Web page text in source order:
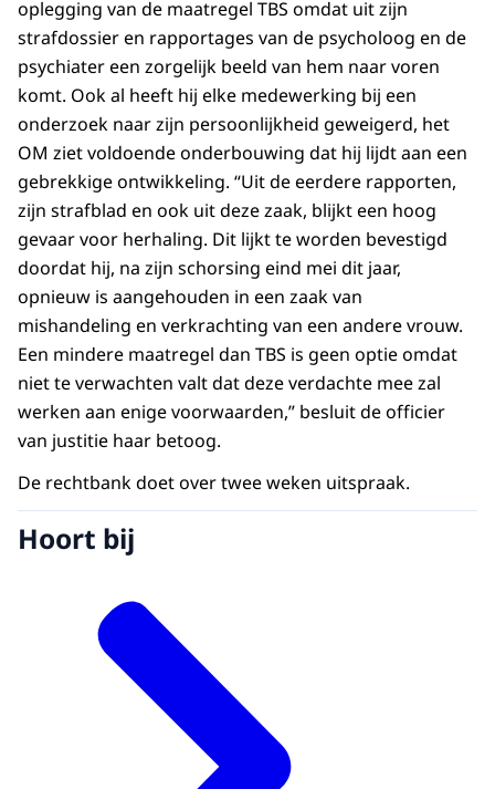
oplegging van de maatregel TBS omdat uit zijn
strafdossier en rapportages van de psycholoog en de
psychiater een zorgelijk beeld van hem naar voren
komt. Ook al heeft hij elke medewerking bij een
onderzoek naar zijn persoonlijkheid geweigerd, het
OM ziet voldoende onderbouwing dat hij lijdt aan een
gebrekkige ontwikkeling. “Uit de eerdere rapporten,
zijn strafblad en ook uit deze zaak, blijkt een hoog
gevaar voor herhaling. Dit lijkt te worden bevestigd
doordat hij, na zijn schorsing eind mei dit jaar,
opnieuw is aangehouden in een zaak van
mishandeling en verkrachting van een andere vrouw.
Een mindere maatregel dan TBS is geen optie omdat
niet te verwachten valt dat deze verdachte mee zal
werken aan enige voorwaarden,” besluit de officier
van justitie haar betoog.
De rechtbank doet over twee weken uitspraak.
Hoort bij